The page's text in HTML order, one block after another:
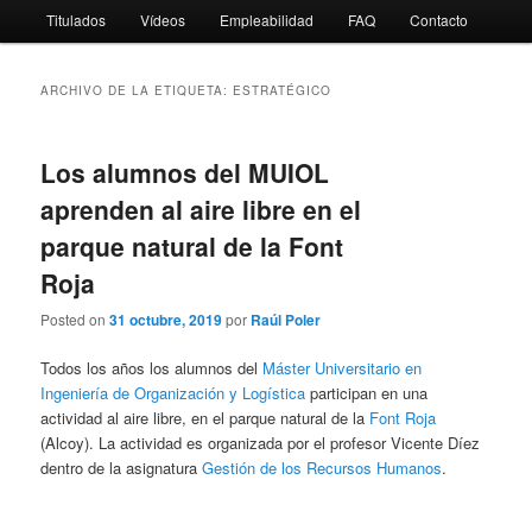
Titulados Vídeos Empleabilidad FAQ Contacto
ARCHIVO DE LA ETIQUETA: ESTRATÉGICO
Los alumnos del MUIOL
aprenden al aire libre en el
parque natural de la Font
Roja
Posted on31 octubre, 2019por Raúl Poler
Todos los años los alumnos del Máster Universitario en
Ingeniería de Organización y Logística participan en una
actividad al aire libre, en el parque natural de la Font Roja
(Alcoy). La actividad es organizada por el profesor Vicente Díez
dentro de la asignaturaGestión de los Recursos Humanos.